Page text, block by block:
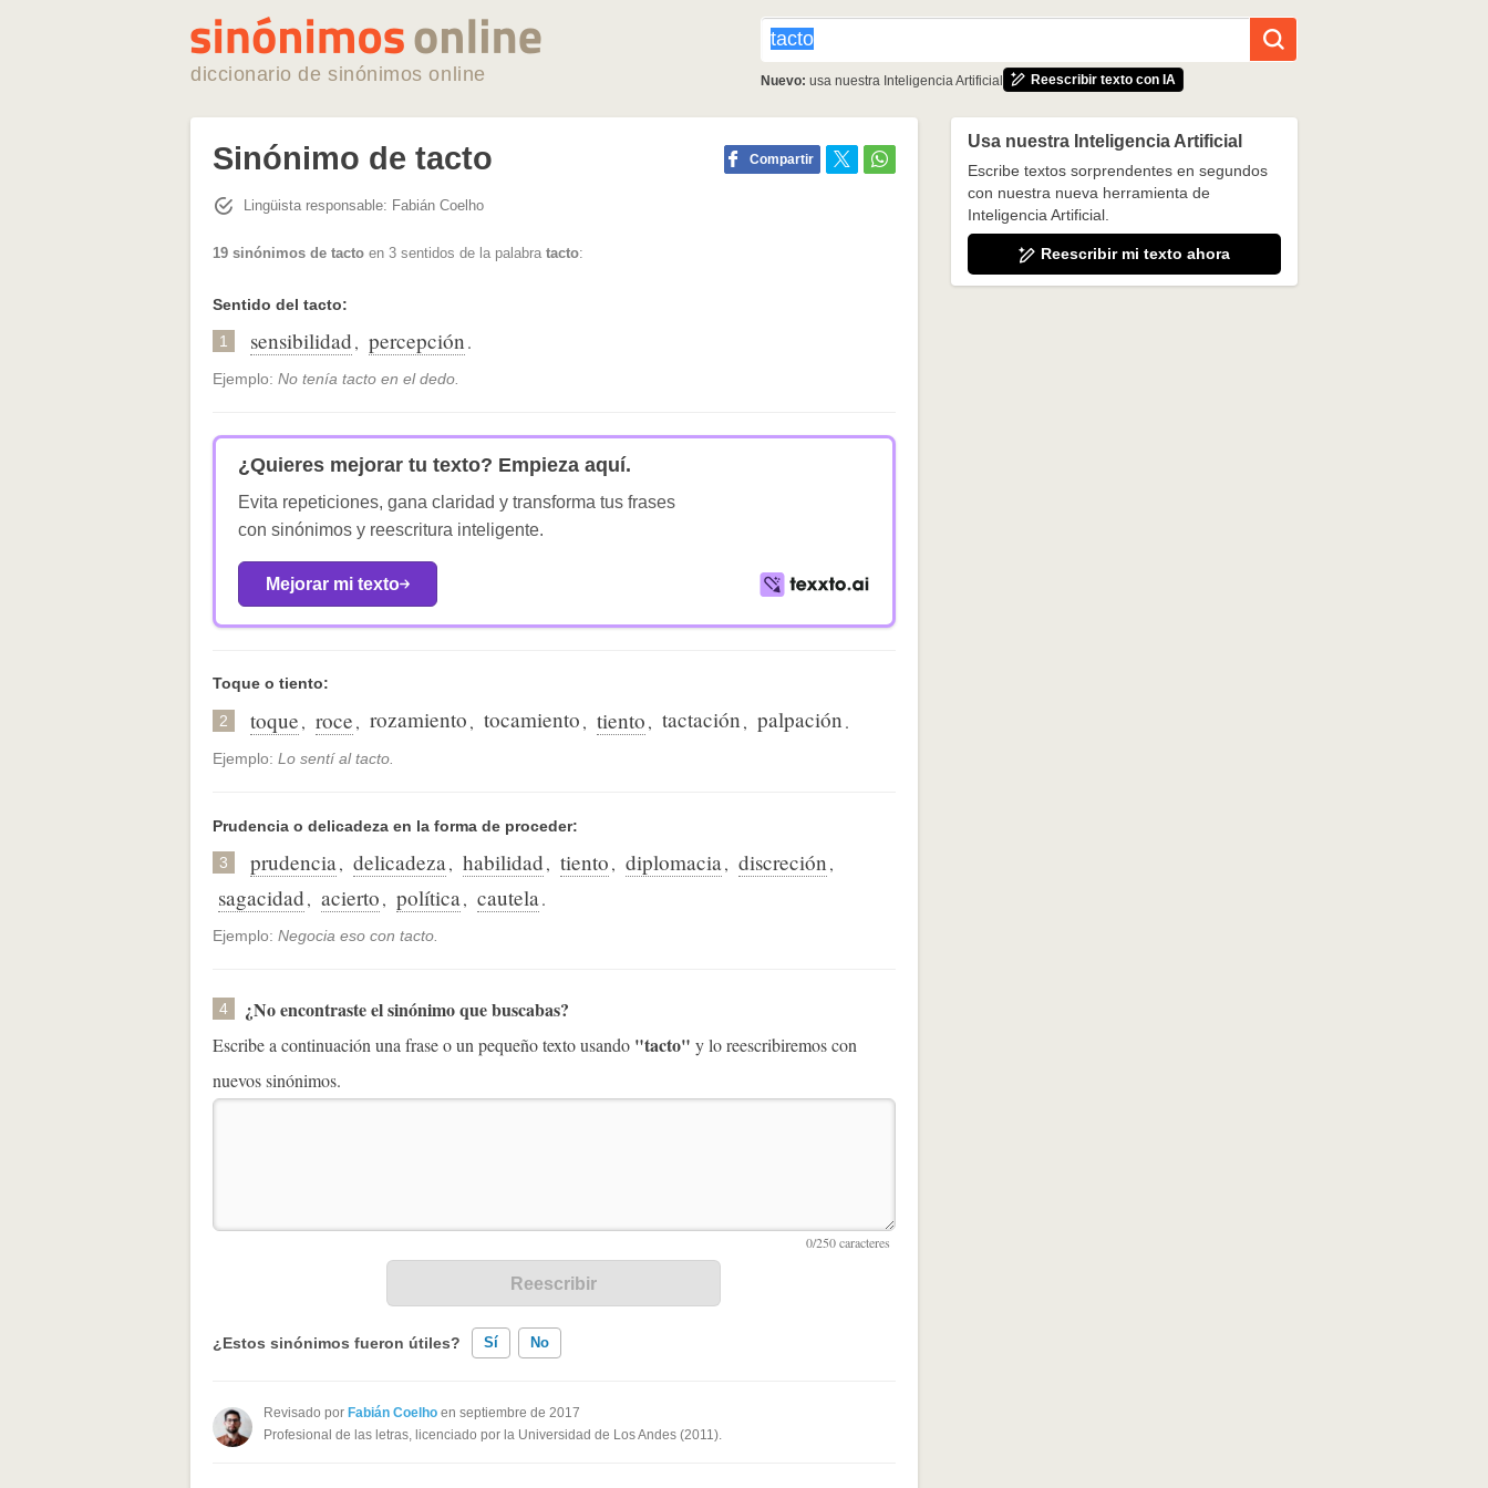
diccionario de sinónimos online Nuevo: usa nuestra Inteligencia Artificial Reescribir texto con IA
Sinónimo de tacto Compartir
Lingüista responsable: Fabián Coelho
19 sinónimos de tacto en 3 sentidos de la palabra tacto:
Sentido del tacto:
1 sensibilidad, percepción.
Ejemplo: No tenía tacto en el dedo.
¿Quieres mejorar tu texto? Empieza aquí.
Evita repeticiones, gana claridad y transforma tus frases
con sinónimos y reescritura inteligente.
Mejorar mi texto
Toque o tiento:
2 toque, roce, rozamiento, tocamiento, tiento, tactación, palpación.
Ejemplo: Lo sentí al tacto.
Prudencia o delicadeza en la forma de proceder:
3 prudencia, delicadeza, habilidad, tiento, diplomacia, discreción,
sagacidad, acierto, política, cautela.
Ejemplo: Negocia eso con tacto.
4 ¿No encontraste el sinónimo que buscabas?
Escribe a continuación una frase o un pequeño texto usando "tacto" y lo reescribiremos con
nuevos sinónimos.
¿Estos sinónimos fueron útiles? Sí No
Existen sinónimos incorrectos
Revisado por Fabián Coelho en septiembre de 2017
Profesional de las letras, licenciado por la Universidad de Los Andes (2011).
Usa nuestra Inteligencia Artificial
Escribe textos sorprendentes en segundos
con nuestra nueva herramienta de
Inteligencia Artificial.
Reescribir mi texto ahora